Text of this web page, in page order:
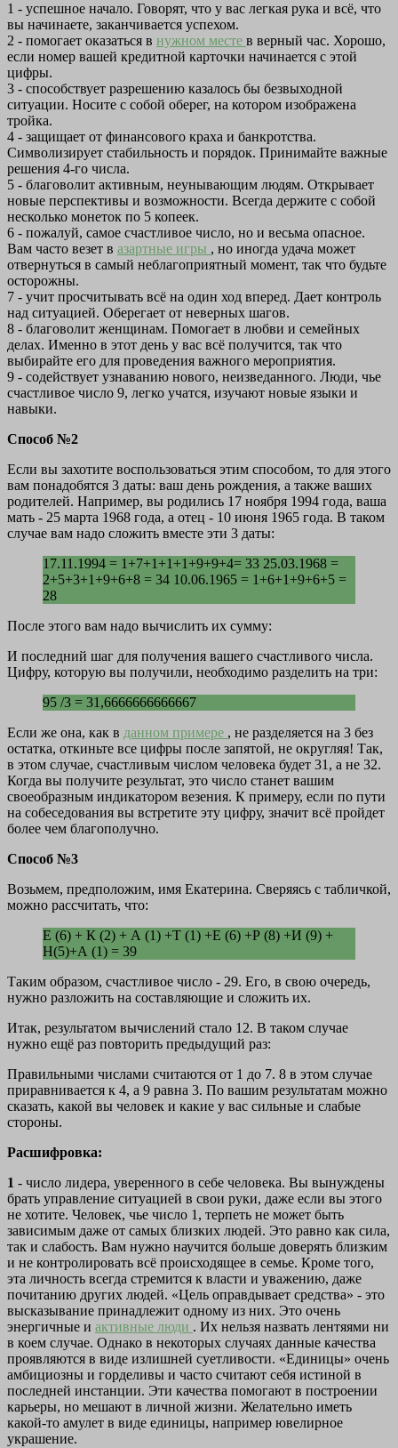
1 - успешное начало. Говорят, что у вас легкая рука и всё, что
вы начинаете, заканчивается успехом.
2 - помогает оказаться в нужном месте в верный час. Хорошо,
если номер вашей кредитной карточки начинается с этой
цифры.
3 - способствует разрешению казалось бы безвыходной
ситуации. Носите с собой оберег, на котором изображена
тройка.
4 - защищает от финансового краха и банкротства.
Символизирует стабильность и порядок. Принимайте важные
решения 4-го числа.
5 - благоволит активным, неунывающим людям. Открывает
новые перспективы и возможности. Всегда держите с собой
несколько монеток по 5 копеек.
6 - пожалуй, самое счастливое число, но и весьма опасное.
Вам часто везет в азартные игры , но иногда удача может
отвернуться в самый неблагоприятный момент, так что будьте
осторожны.
7 - учит просчитывать всё на один ход вперед. Дает контроль
над ситуацией. Оберегает от неверных шагов.
8 - благоволит женщинам. Помогает в любви и семейных
делах. Именно в этот день у вас всё получится, так что
выбирайте его для проведения важного мероприятия.
9 - содействует узнаванию нового, неизведанного. Люди, чье
счастливое число 9, легко учатся, изучают новые языки и
навыки.
Способ №2
Если вы захотите воспользоваться этим способом, то для этого
вам понадобятся 3 даты: ваш день рождения, а также ваших
родителей. Например, вы родились 17 ноября 1994 года, ваша
мать - 25 марта 1968 года, а отец - 10 июня 1965 года. В таком
случае вам надо сложить вместе эти 3 даты:
17.11.1994 = 1+7+1+1+1+9+9+4= 33 25.03.1968 =
2+5+3+1+9+6+8 = 34 10.06.1965 = 1+6+1+9+6+5 =
28
После этого вам надо вычислить их сумму:
И последний шаг для получения вашего счастливого числа.
Цифру, которую вы получили, необходимо разделить на три:
95 /3 = 31,6666666666667
Если же она, как в данном примере , не разделяется на 3 без
остатка, откиньте все цифры после запятой, не округляя! Так,
в этом случае, счастливым числом человека будет 31, а не 32.
Когда вы получите результат, это число станет вашим
своеобразным индикатором везения. К примеру, если по пути
на собеседования вы встретите эту цифру, значит всё пройдет
более чем благополучно.
Способ №3
Возьмем, предположим, имя Екатерина. Сверяясь с табличкой,
можно рассчитать, что:
Е (6) + К (2) + А (1) +Т (1) +Е (6) +Р (8) +И (9) +
Н(5)+А (1) = 39
Таким образом, счастливое число - 29. Его, в свою очередь,
нужно разложить на составляющие и сложить их.
Итак, результатом вычислений стало 12. В таком случае
нужно ещё раз повторить предыдущий раз:
Правильными числами считаются от 1 до 7. 8 в этом случае
приравнивается к 4, а 9 равна 3. По вашим результатам можно
сказать, какой вы человек и какие у вас сильные и слабые
стороны.
Расшифровка:
1 - число лидера, уверенного в себе человека. Вы вынуждены
брать управление ситуацией в свои руки, даже если вы этого
не хотите. Человек, чье число 1, терпеть не может быть
зависимым даже от самых близких людей. Это равно как сила,
так и слабость. Вам нужно научится больше доверять близким
и не контролировать всё происходящее в семье. Кроме того,
эта личность всегда стремится к власти и уважению, даже
почитанию других людей. «Цель оправдывает средства» - это
высказывание принадлежит одному из них. Это очень
энергичные и активные люди . Их нельзя назвать лентяями ни
в коем случае. Однако в некоторых случаях данные качества
проявляются в виде излишней суетливости. «Единицы» очень
амбициозны и горделивы и часто считают себя истиной в
последней инстанции. Эти качества помогают в построении
карьеры, но мешают в личной жизни. Желательно иметь
какой-то амулет в виде единицы, например ювелирное
украшение.